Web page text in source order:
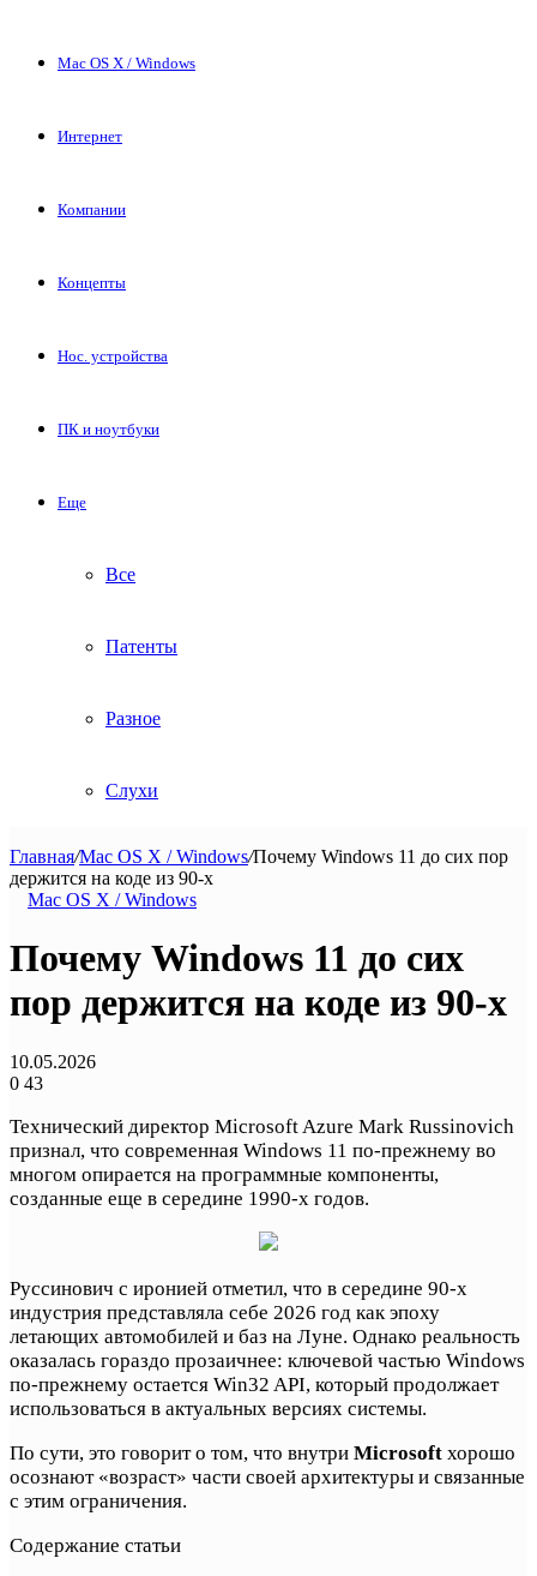
Mac OS X / Windows
Интернет
Компании
Концепты
Нос. устройства
ПК и ноутбуки
Еще
Все
Патенты
Разное
Слухи
Главная/Mac OS X / Windows/Почему Windows 11 до сих пор
держится на коде из 90-х
Mac OS X / Windows
Почему Windows 11 до сих
пор держится на коде из 90-х
10.05.2026
0 43
Технический директор Microsoft Azure Mark Russinovich
признал, что современная Windows 11 по-прежнему во
многом опирается на программные компоненты,
созданные еще в середине 1990-х годов.
Руссинович с иронией отметил, что в середине 90-х
индустрия представляла себе 2026 год как эпоху
летающих автомобилей и баз на Луне. Однако реальность
оказалась гораздо прозаичнее: ключевой частью Windows
по-прежнему остается Win32 API, который продолжает
использоваться в актуальных версиях системы.
По сути, это говорит о том, что внутри Microsoft хорошо
осознают «возраст» части своей архитектуры и связанные
с этим ограничения.
Содержание статьи